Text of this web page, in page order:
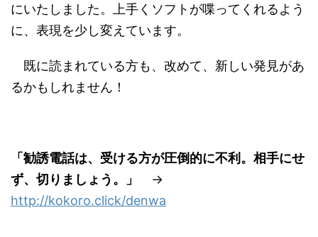
にいたしました。上手くソフトが喋ってくれるよう
に、表現を少し変えています。
既に読まれている方も、改めて、新しい発見があ
るかもしれません！
「勧誘電話は、受ける方が圧倒的に不利。相手にせ
ず、切りましょう。」
→
http://kokoro.click/denwa